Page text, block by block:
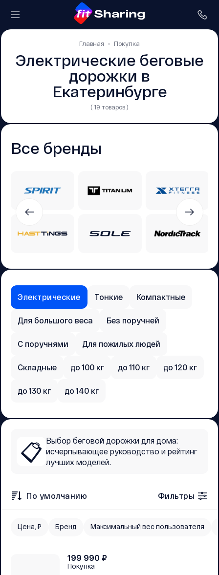
Главная Покупка
Электрические беговые
дорожки в
Екатеринбурге
( 19 товаров )
Все бренды
Электрические Тонкие Компактные
Для большого веса Без поручней
С поручнями Для пожилых людей
Складные до 100 кг до 110 кг до 120 кг
до 130 кг до 140 кг
📋 Выбор беговой дорожки для дома:
исчерпывающее руководство и рейтинг
лучших моделей.
По умолчанию Фильтры
Цена, ₽ Бренд Максимальный вес пользователя
199 990 ₽
Покупка